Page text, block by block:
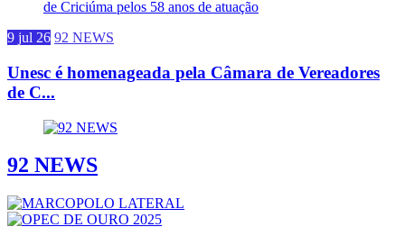
9 jul 26 92 NEWS
Unesc é homenageada pela Câmara de Vereadores
de C...
92 NEWS